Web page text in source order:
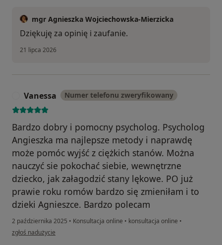
mgr Agnieszka Wojciechowska-Mierzicka
Dziękuję za opinię i zaufanie.
21 lipca 2026
Vanessa Numer telefonu zweryfikowany
Bardzo dobry i pomocny psycholog. Psycholog
Angieszka ma najlepsze metody i naprawdę
może pomóc wyjść z ciężkich stanów. Można
nauczyć sie pokochać siebie, wewnętrzne
dziecko, jak załagodzić stany lękowe. PO już
prawie roku romów bardzo się zmieniłam i to
dzieki Agnieszce. Bardzo polecam
2 października 2025 • Konsultacja online • konsultacja online •
w opinii użytkownika Vanessa
zgłoś nadużycie